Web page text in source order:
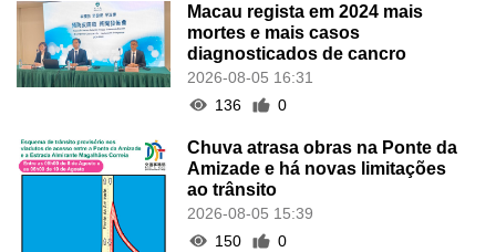
Macau regista em 2024 mais
mortes e mais casos
diagnosticados de cancro
2026-08-05 16:31
136
0
Chuva atrasa obras na Ponte da
Amizade e há novas limitações
ao trânsito
2026-08-05 15:39
150
0